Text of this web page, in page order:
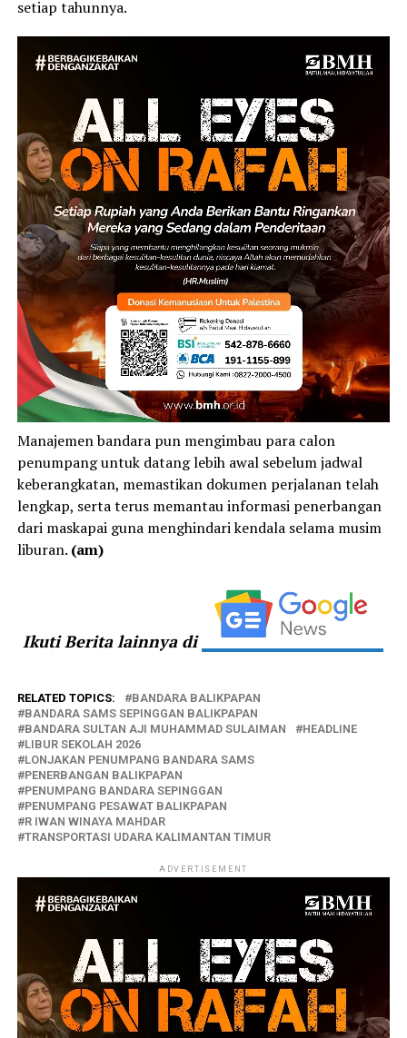
setiap tahunnya.
Manajemen bandara pun mengimbau para calon
penumpang untuk datang lebih awal sebelum jadwal
keberangkatan, memastikan dokumen perjalanan telah
lengkap, serta terus memantau informasi penerbangan
dari maskapai guna menghindari kendala selama musim
liburan. (am)
Ikuti Berita lainnya di
RELATED TOPICS:
BANDARA BALIKPAPAN
BANDARA SAMS SEPINGGAN BALIKPAPAN
BANDARA SULTAN AJI MUHAMMAD SULAIMAN
HEADLINE
LIBUR SEKOLAH 2026
LONJAKAN PENUMPANG BANDARA SAMS
PENERBANGAN BALIKPAPAN
PENUMPANG BANDARA SEPINGGAN
PENUMPANG PESAWAT BALIKPAPAN
R IWAN WINAYA MAHDAR
TRANSPORTASI UDARA KALIMANTAN TIMUR
ADVERTISEMENT